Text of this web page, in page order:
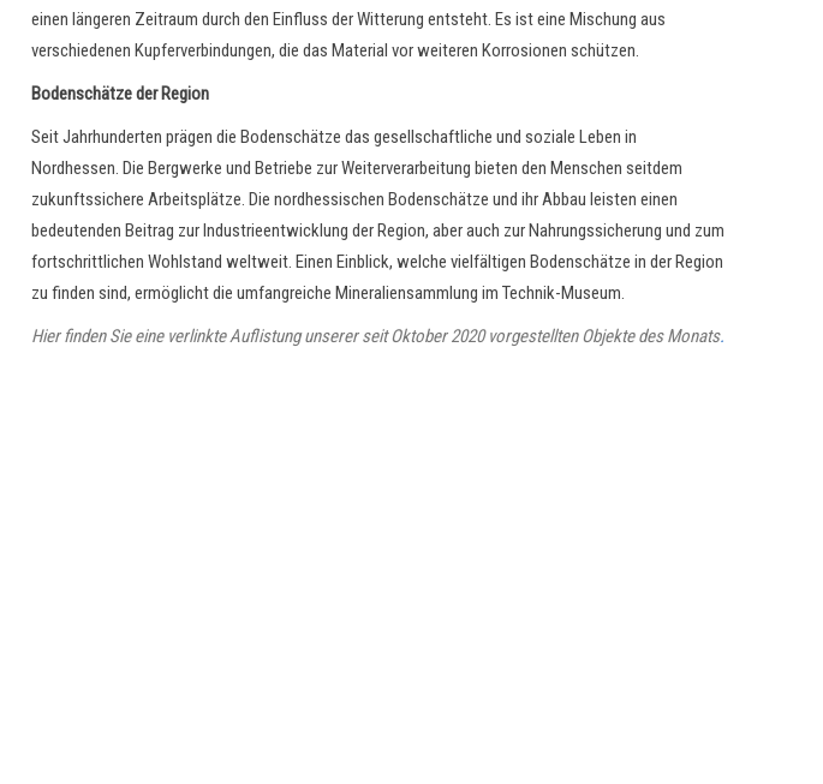
einen längeren Zeitraum durch den Einfluss der Witterung entsteht. Es ist eine Mischung aus
verschiedenen Kupferverbindungen, die das Material vor weiteren Korrosionen schützen.
Bodenschätze der Region
Seit Jahrhunderten prägen die Bodenschätze das gesellschaftliche und soziale Leben in
Nordhessen. Die Bergwerke und Betriebe zur Weiterverarbeitung bieten den Menschen seitdem
zukunftssichere Arbeitsplätze. Die nordhessischen Bodenschätze und ihr Abbau leisten einen
bedeutenden Beitrag zur Industrieentwicklung der Region, aber auch zur Nahrungssicherung und zum
fortschrittlichen Wohlstand weltweit. Einen Einblick, welche vielfältigen Bodenschätze in der Region
zu finden sind, ermöglicht die umfangreiche Mineraliensammlung im Technik-Museum.
Hier finden Sie eine verlinkte Auflistung unserer seit Oktober 2020 vorgestellten Objekte des Monats.